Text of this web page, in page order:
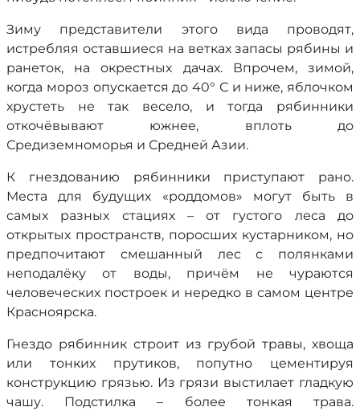
Зиму представители этого вида проводят,
истребляя оставшиеся на ветках запасы рябины и
ранеток, на окрестных дачах. Впрочем, зимой,
когда мороз опускается до 40° С и ниже, яблочком
хрустеть не так весело, и тогда рябинники
откочёвывают южнее, вплоть до
Средиземноморья и Средней Азии.
К гнездованию рябинники приступают рано.
Места для будущих «роддомов» могут быть в
самых разных стациях – от густого леса до
открытых пространств, поросших кустарником, но
предпочитают смешанный лес с полянками
неподалёку от воды, причём не чураются
человеческих построек и нередко в самом центре
Красноярска.
Гнездо рябинник строит из грубой травы, хвоща
или тонких прутиков, попутно цементируя
конструкцию грязью. Из грязи выстилает гладкую
чашу. Подстилка – более тонкая трава.